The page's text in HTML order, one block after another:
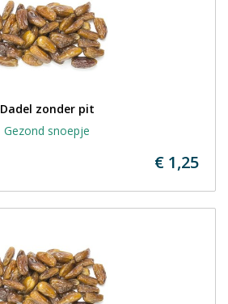
Dadel zonder pit
Gezond snoepje
€ 1,25